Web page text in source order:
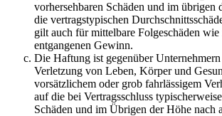
vorhersehbaren Schäden und im übrigen
die vertragstypischen
gilt auch für mittelbare Folgeschäden wie
entgangenen Gewinn.
Die Haftung ist gegenüber
Verletzung von Leben, Körper und
vorsätzlichem oder grob fahrlässigem
auf die bei Vertragsschluss
Schäden und im Übrigen der Höhe nach